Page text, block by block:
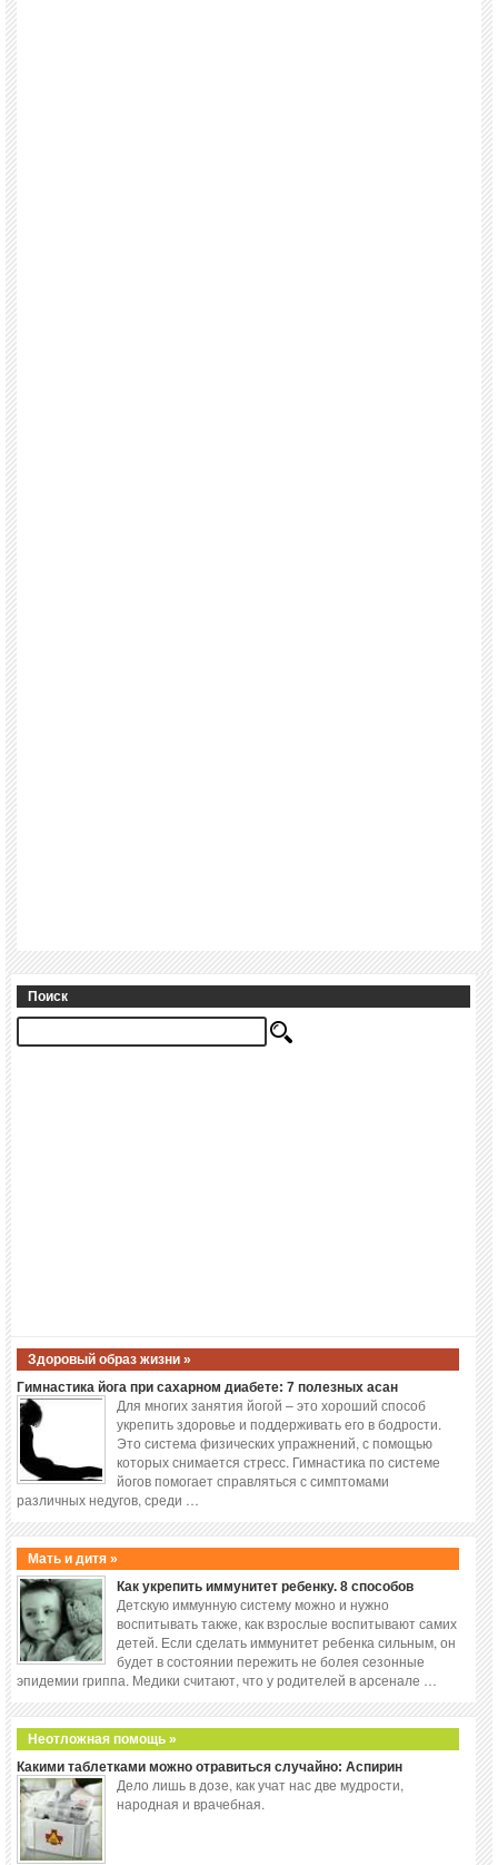
Поиск
Здоровый образ жизни »
Гимнастика йога при сахарном диабете: 7 полезных асан
Для многих занятия йогой – это хороший способ
укрепить здоровье и поддерживать его в бодрости.
Это система физических упражнений, с помощью
которых снимается стресс. Гимнастика по системе
йогов помогает справляться с симптомами
различных недугов, среди …
Мать и дитя »
Как укрепить иммунитет ребенку. 8 способов
Детскую иммунную систему можно и нужно
воспитывать также, как взрослые воспитывают самих
детей. Если сделать иммунитет ребенка сильным, он
будет в состоянии пережить не болея сезонные
эпидемии гриппа. Медики считают, что у родителей в арсенале …
Неотложная помощь »
Какими таблетками можно отравиться случайно: Аспирин
Дело лишь в дозе, как учат нас две мудрости,
народная и врачебная.